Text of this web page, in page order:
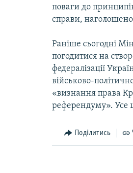
поваги до принципів
справи,
Раніше сьогодні
погодитися на
федералізації
військово-
«визнання права
референдуму». Усе
Поділитись